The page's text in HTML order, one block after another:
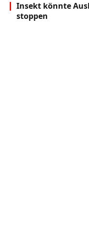
Insekt könnte
stoppen